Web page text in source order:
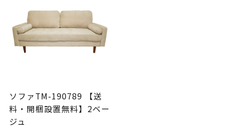
ソファTM-190789 【送
料・開梱設置無料】2ベー
ジュ